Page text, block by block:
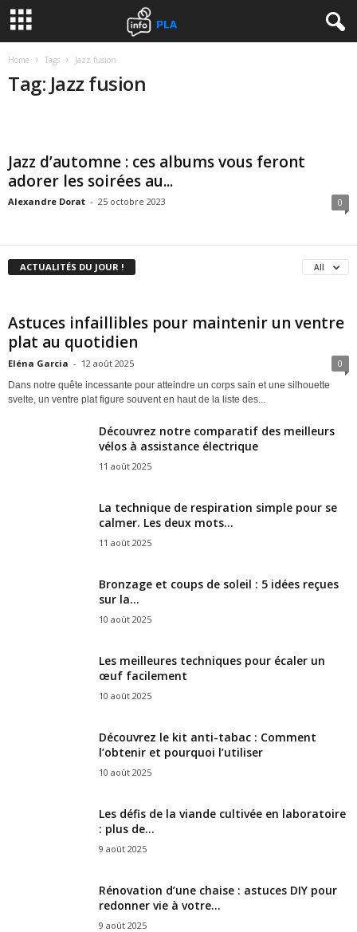
Home Tags Jazz fusion
Tag: Jazz fusion
Jazz d’automne : ces albums vous feront
adorer les soirées au...
Alexandre Dorat - 25 octobre 2023 0
ACTUALITÉS DU JOUR ! All
Astuces infaillibles pour maintenir un ventre
plat au quotidien
Eléna Garcia - 12 août 2025 0
Dans notre quête incessante pour atteindre un corps sain et une silhouette
svelte, un ventre plat figure souvent en haut de la liste des...
Découvrez notre comparatif des meilleurs
vélos à assistance électrique
11 août 2025
La technique de respiration simple pour se
calmer. Les deux mots...
11 août 2025
Bronzage et coups de soleil : 5 idées reçues
sur la...
10 août 2025
Les meilleures techniques pour écaler un
œuf facilement
10 août 2025
Découvrez le kit anti-tabac : Comment
l’obtenir et pourquoi l’utiliser
10 août 2025
Les défis de la viande cultivée en laboratoire
: plus de...
9 août 2025
Rénovation d’une chaise : astuces DIY pour
redonner vie à votre...
9 août 2025